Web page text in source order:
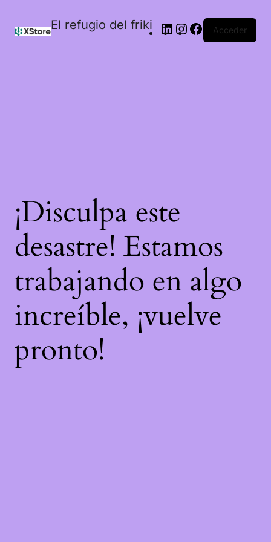
El refugio del friki Acceder
¡Disculpa este
desastre! Estamos
trabajando en algo
increíble, ¡vuelve
pronto!